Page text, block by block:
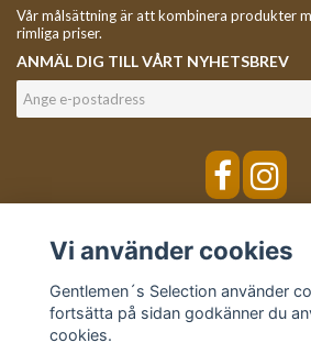
Vår målsättning är att kombinera produkter
rimliga priser.
ANMÄL DIG TILL VÅRT NYHETSBREV
Vi använder cookies
Gentlemen´s Selection använder
fortsätta på sidan godkänner du
cookies.